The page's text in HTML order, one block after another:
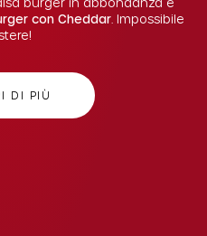
con Cheddar . Impossibile
DI PIÙ